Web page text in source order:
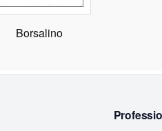
Borsalino